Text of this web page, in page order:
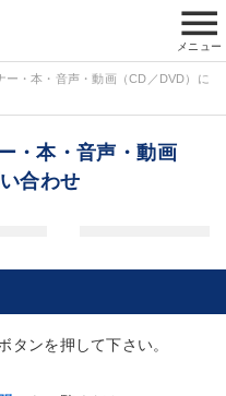
menu
メニュー
ー・本・音声・動画（CD／DVD）に
・本・音声・動画
合わせ
タンを押して下さい。